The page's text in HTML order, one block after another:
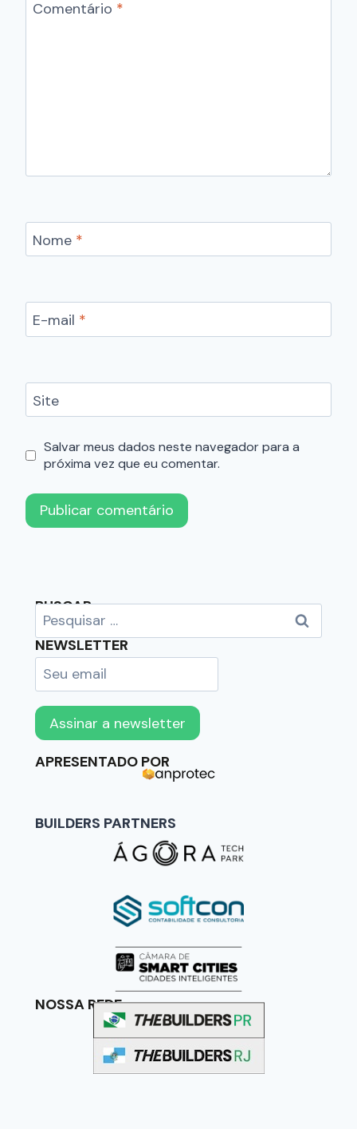
Comentário *
Nome *
E-mail *
Site
Salvar meus dados neste navegador para a
próxima vez que eu comentar.
BUSCAR
NEWSLETTER
APRESENTADO POR
BUILDERS PARTNERS
NOSSA REDE